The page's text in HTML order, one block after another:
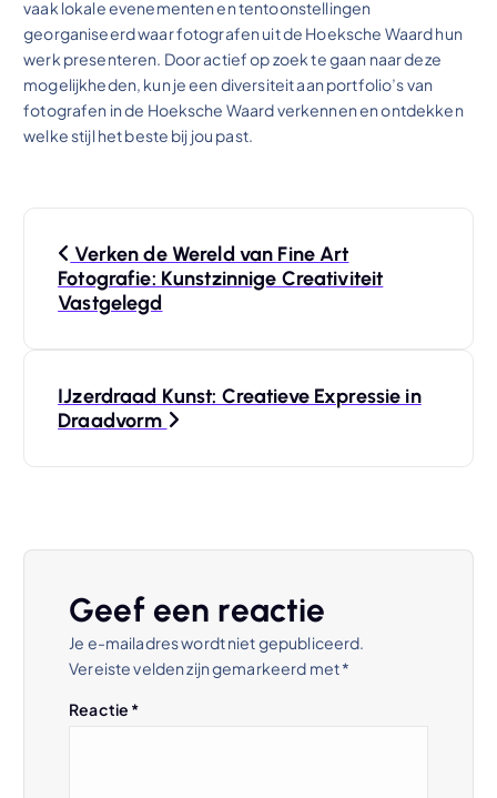
vaak lokale evenementen en tentoonstellingen
georganiseerd waar fotografen uit de Hoeksche Waard hun
werk presenteren. Door actief op zoek te gaan naar deze
mogelijkheden, kun je een diversiteit aan portfolio’s van
fotografen in de Hoeksche Waard verkennen en ontdekken
welke stijl het beste bij jou past.
t
Verken de Wereld van Fine Art
Fotografie: Kunstzinnige Creativiteit
Vastgelegd
IJzerdraad Kunst: Creatieve Expressie in
Draadvorm
Geef een reactie
Je e-mailadres wordt niet gepubliceerd.
Vereiste velden zijn gemarkeerd met*
Reactie *